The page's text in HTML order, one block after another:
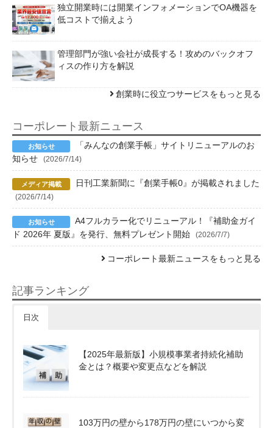
独立開業時には開業インフォメーションでOA機器を
低コストで揃えよう
管理部門が強い会社が成長する！攻めのバックオフ
ィスの作り方を解説
創業時に役立つサービスをもっと見る
コーポレート最新ニュース
「みんなの創業手帳」サイトリニューアルのお
知らせ
(2026/7/14)
日刊工業新聞に『創業手帳0』が掲載されました
(2026/7/14)
A4フルカラー化でリニューアル！『補助金ガイ
ド 2026年 夏版』を発行、無料プレゼント開始
(2026/7/7)
コーポレート最新ニュースをもっと見る
記事ランキング
日次
【2025年最新版】小規模事業者持続化補助
金とは？概要や変更点などを解説
103万円の壁から178万円の壁にいつから変